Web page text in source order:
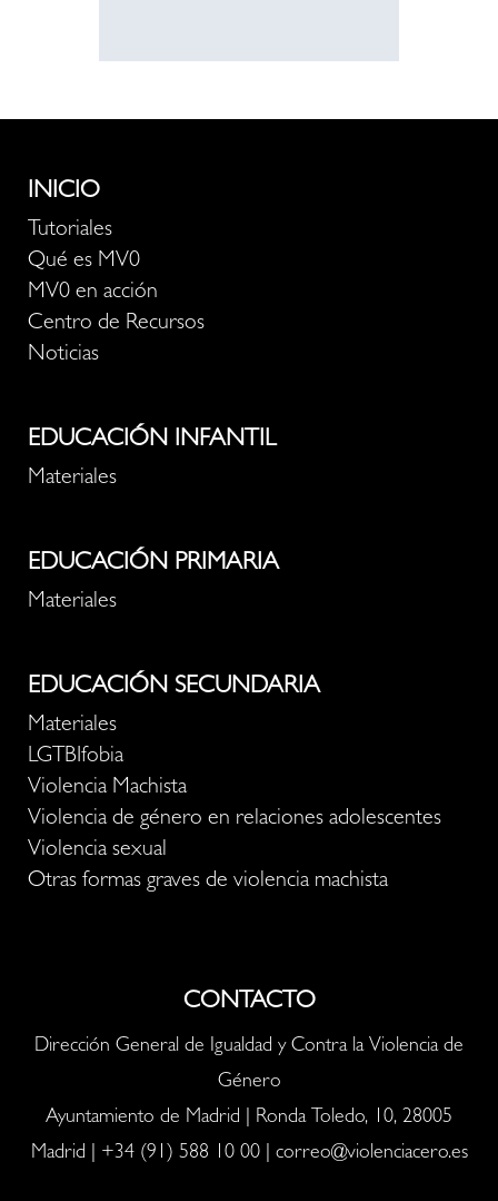
INICIO
Tutoriales
Qué es MV0
MV0 en acción
Centro de Recursos
Noticias
EDUCACIÓN INFANTIL
Materiales
EDUCACIÓN PRIMARIA
Materiales
EDUCACIÓN SECUNDARIA
Materiales
LGTBIfobia
Violencia Machista
Violencia de género en relaciones adolescentes
Violencia sexual
Otras formas graves de violencia machista
CONTACTO
Dirección General de Igualdad y Contra la Violencia de
Género
Ayuntamiento de Madrid | Ronda Toledo, 10, 28005
Madrid | +34 (91) 588 10 00| correo@violenciacero.es